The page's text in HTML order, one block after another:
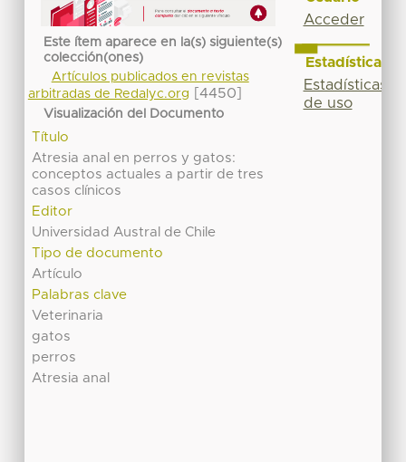
Este ítem aparece en la(s) siguiente(s)
colección(ones)
Artículos publicados en revistas
arbitradas de Redalyc.org
[4450]
Visualización del Documento
Título
Atresia anal en perros y gatos:
conceptos actuales a partir de tres
casos clínicos
Editor
Universidad Austral de Chile
Tipo de documento
Artículo
Palabras clave
Veterinaria
gatos
perros
Atresia anal
Acceder
Estadísticas
Estadísticas
de uso